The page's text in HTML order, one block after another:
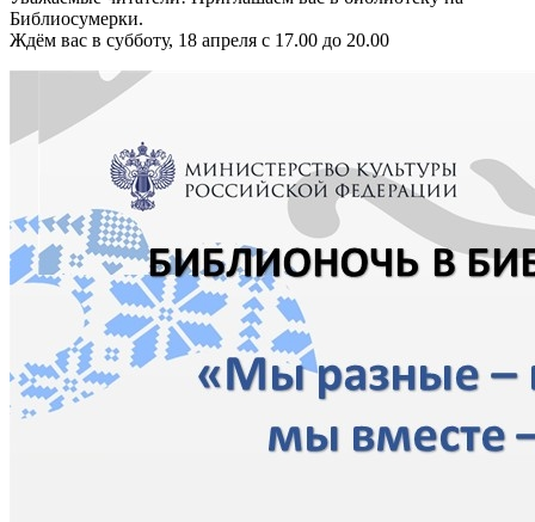
Библиосумерки.
Ждём вас в субботу, 18 апреля с 17.00 до 20.00